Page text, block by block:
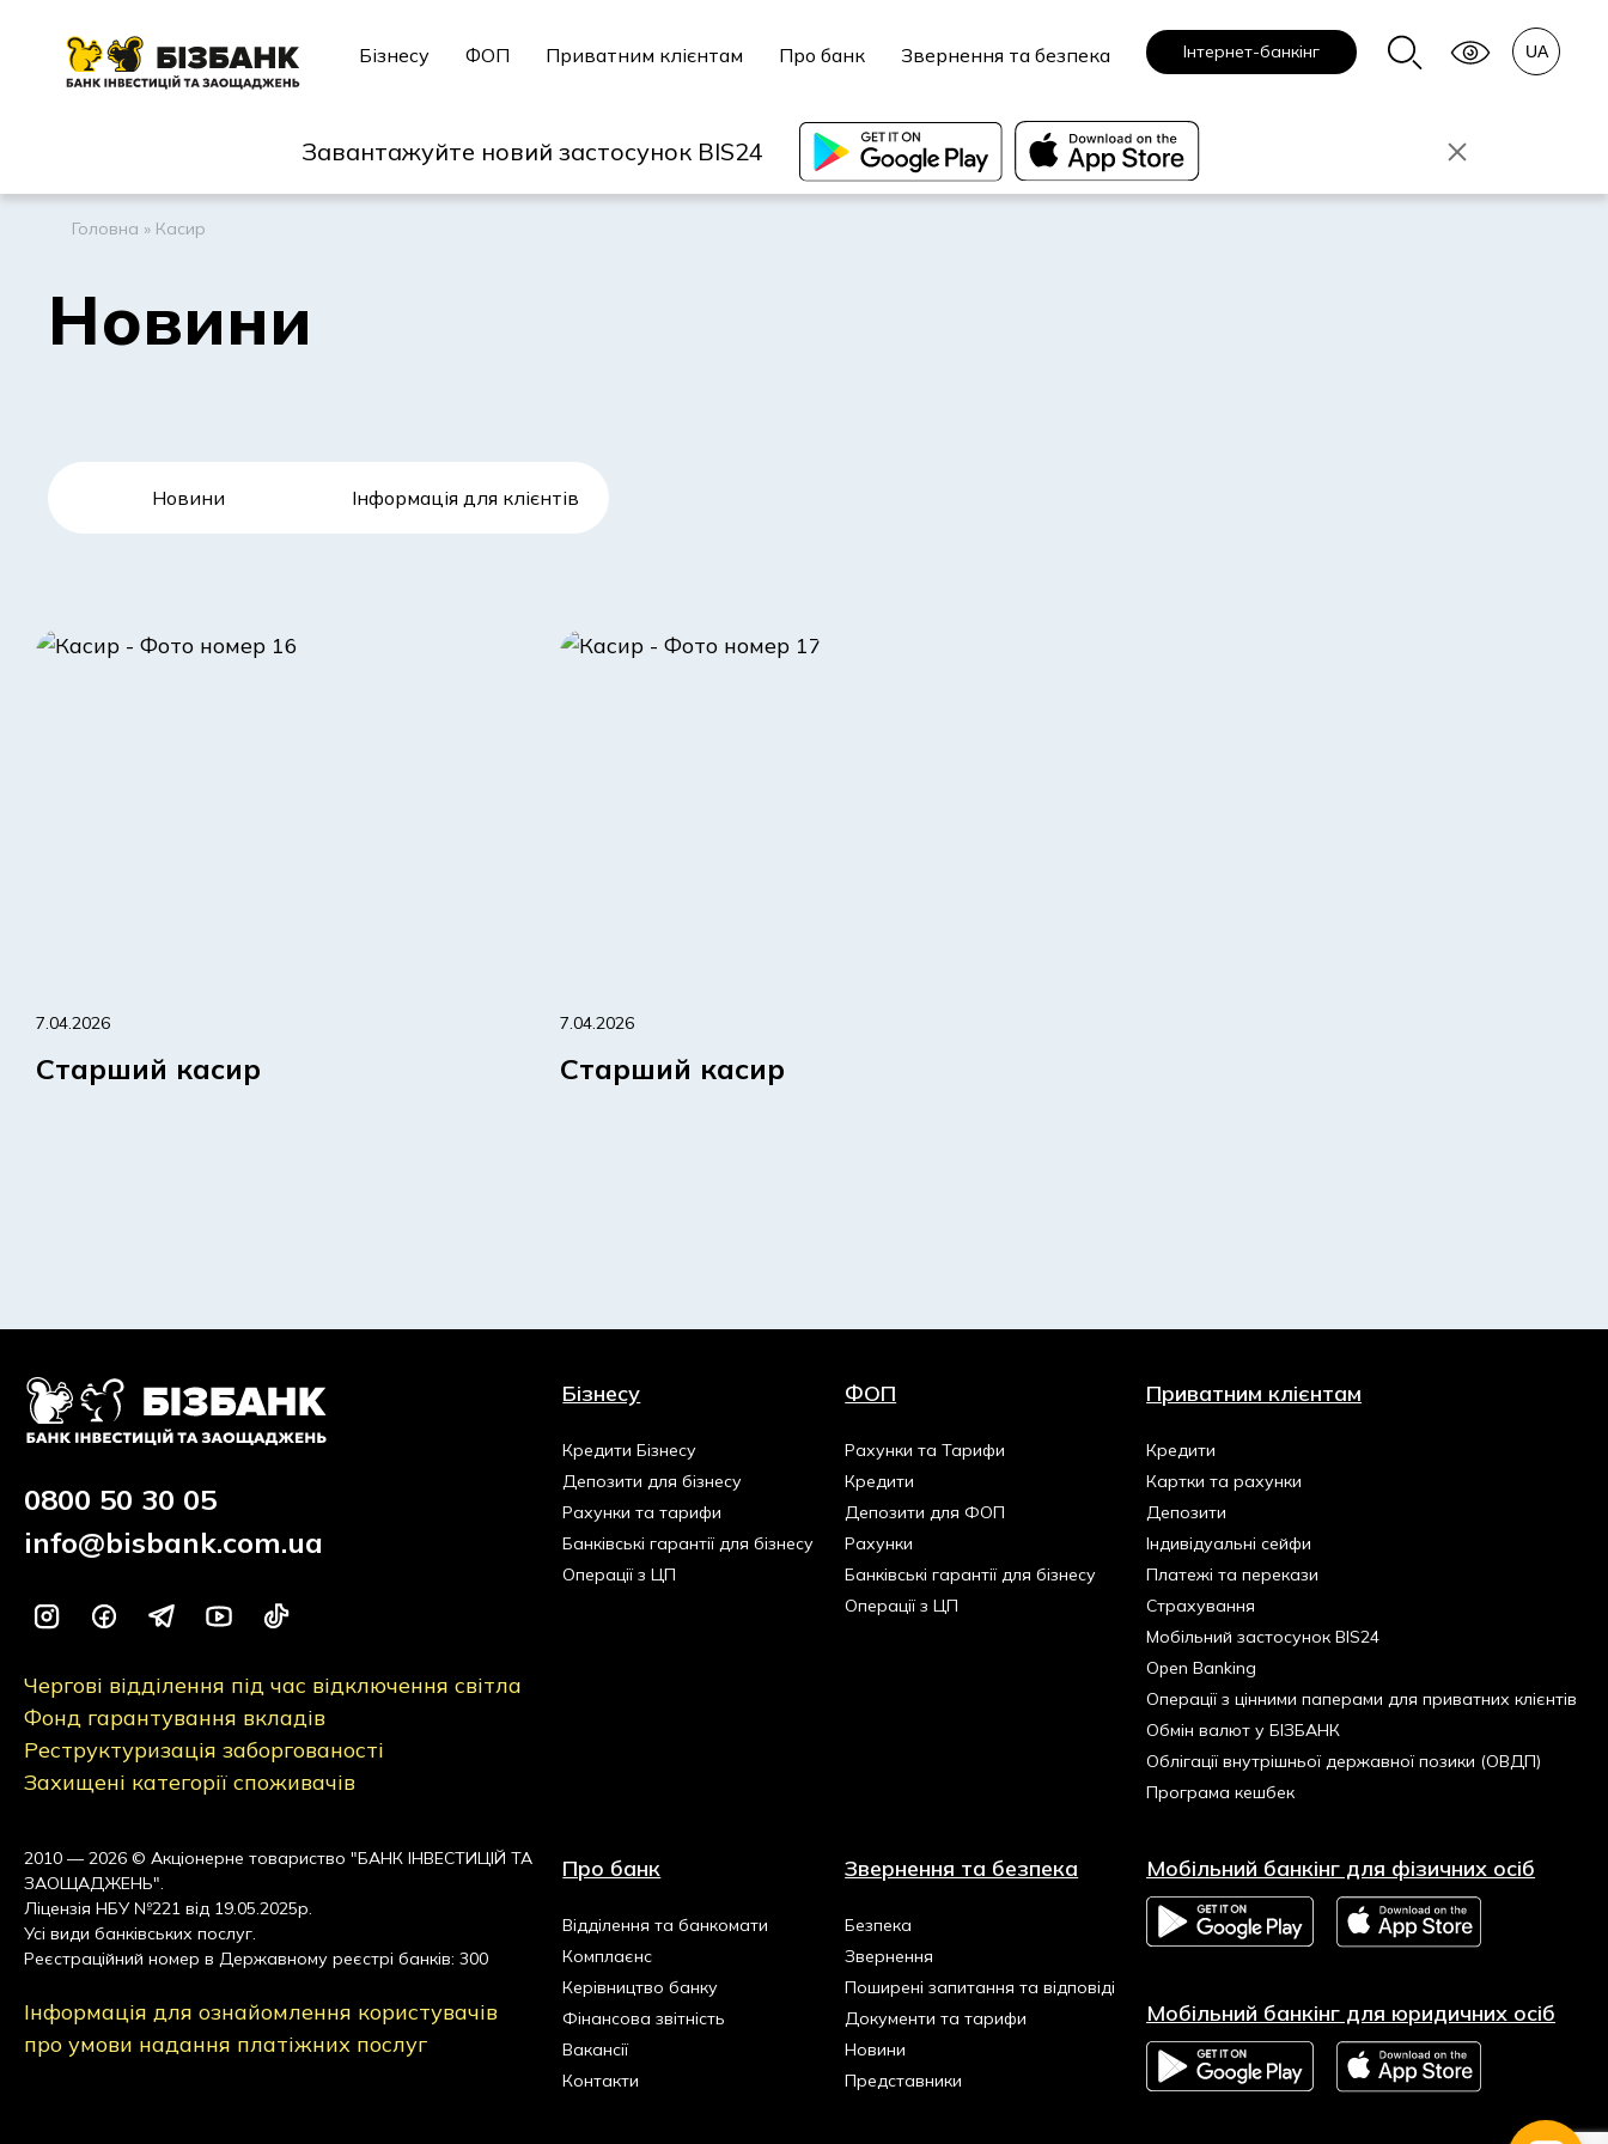
Бізнесу ФОП Приватним клієнтам Про банк Звернення та безпека Інтернет-банкінг
Завантажуйте новий застосунок BIS24
Головна » Касир
Новини
Новини Інформація для клієнтів
7.04.2026
Старший касир
7.04.2026
Старший касир
Бізнесу
Кредити Бізнесу
Депозити для бізнесу
Рахунки та тарифи
Банківські гарантії для бізнесу
Операції з ЦП
ФОП
Рахунки та Тарифи
Кредити
Депозити для ФОП
Рахунки
Банківські гарантії для бізнесу
Операції з ЦП
Приватним клієнтам
Кредити
Картки та рахунки
Депозити
Індивідуальні сейфи
Платежі та перекази
Страхування
Мобільний застосунок BIS24
Open Banking
Операції з цінними паперами для приватних клієнтів
Обмін валют у БІЗБАНК
Облігації внутрішньої державної позики (ОВДП)
Програма кешбек
Про банк
Відділення та банкомати
Комплаєнс
Керівництво банку
Фінансова звітність
Вакансії
Контакти
Звернення та безпека
Безпека
Звернення
Поширені запитання та відповіді
Документи та тарифи
Новини
Представники
Мобільний банкінг для фізичних осіб
Мобільний банкінг для юридичних осіб
0800 50 30 05
info@bisbank.com.ua
Чергові відділення під час відключення світла
Фонд гарантування вкладів
Реструктуризація заборгованості
Захищені категорії споживачів
2010 — 2026 © Акціонерне товариство "БАНК ІНВЕСТИЦІЙ ТА
ЗАОЩАДЖЕНЬ".
Ліцензія НБУ №221 від 19.05.2025р.
Усі види банківських послуг.
Реєстраційний номер в Державному реєстрі банків: 300
Інформація для ознайомлення користувачів
про умови надання платіжних послуг